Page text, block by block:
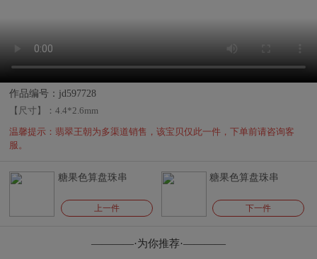
作品编号：jd597728
【尺寸】：4.4*2.6mm
温馨提示：翡翠王朝为多渠道销售，该宝贝仅此一件，下单前请咨询客
服。
糖果色算盘珠串
上一件
糖果色算盘珠串
下一件
————·为你推荐·————